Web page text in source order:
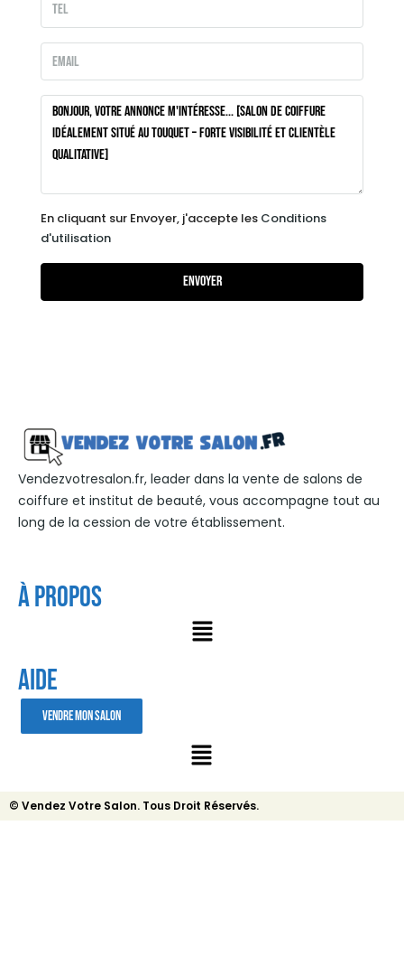
En cliquant sur Envoyer, j'accepte les Conditions
d'utilisation
Envoyer
Vendezvotresalon.fr, leader dans la vente de salons de
coiffure et institut de beauté, vous accompagne tout au
long de la cession de votre établissement.
À Propos
AIDE
VENDRE MON SALON
© Vendez Votre Salon. Tous Droit Réservés.